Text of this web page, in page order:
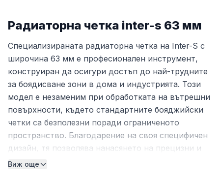
Радиаторна четка inter-s 63 мм
Специализираната радиаторна четка на Inter-S с
широчина 63 мм е професионален инструмент,
конструиран да осигури достъп до най-трудните
за боядисване зони в дома и индустрията. Този
модел е незаменим при обработката на вътрешни
повърхности, където стандартните бояджийски
четки са безполезни поради ограниченото
пространство. Благодарение на своя специфичен
дизайн, тя позволява нанасянето на прецизни и
плътни слоеве боя върху елементи със сложна
Виж още